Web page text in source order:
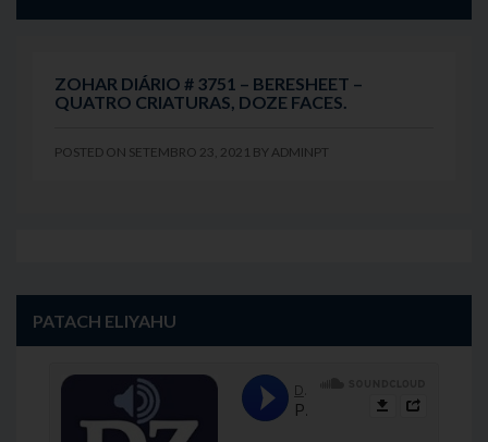
ZOHAR DIÁRIO # 3751 – BERESHEET –
QUATRO CRIATURAS, DOZE FACES.
POSTED ON SETEMBRO 23, 2021 BY ADMINPT
PATACH ELIYAHU